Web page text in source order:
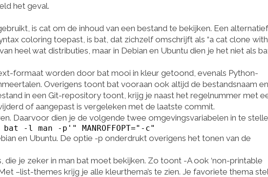
het geval.
is cat om de inhoud van een bestand te bekijken. Een
coloring toepast, is bat, dat zichzelf omschrijft als “a cat clone with
heel wat distributies, maar in Debian en Ubuntu dien je het niet als
formaat worden door bat mooi in kleur getoond, evenals Python-
Overigens toont bat vooraan ook altijd de bestandsnaam
in een Git-repository toont, krijg je naast het regelnummer met
of aangepast is vergeleken met de laatste commit.
Daarvoor dien je de volgende twee omgevingsvariabelen in te
-l man -p'" MANROFFOPT="-c"
en Ubuntu. De optie -p onderdrukt overigens het tonen van de
je zeker in man bat moet bekijken. Zo toont -A ook ‘non-printable
–list-themes krijg je alle kleurthema’s te zien. Je favoriete thema